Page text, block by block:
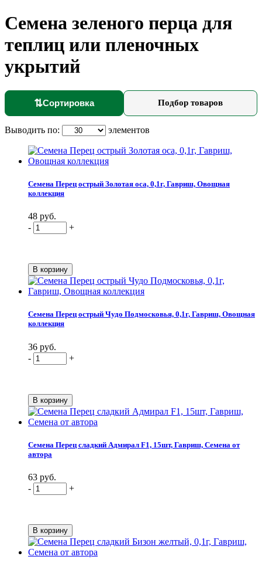
Семена зеленого перца для
теплиц или пленочных
укрытий
⇅Сортировка Подбор товаров
Выводить по: элементов
Семена Перец острый Золотая оса, 0,1г, Гавриш, Овощная
коллекция
48 руб.
-
+
Семена Перец острый Чудо Подмосковья, 0,1г, Гавриш, Овощная
коллекция
36 руб.
-
+
Семена Перец сладкий Адмирал F1, 15шт, Гавриш, Семена от
автора
63 руб.
-
+